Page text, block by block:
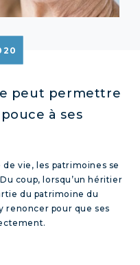
peut permettre
à ses
de vie, les patrimoines se
coup, lorsqu’un héritier
du patrimoine du
renoncer pour que ses